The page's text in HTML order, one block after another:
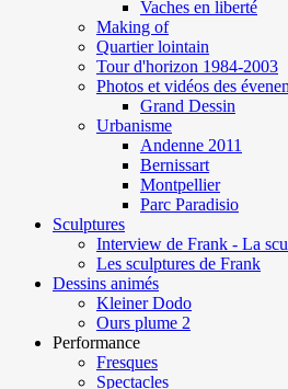
Vaches en liberté
Making of
Quartier lointain
Tour d'horizon 1984-2003
Photos et vidéos des
Grand Dessin
Urbanisme
Andenne 2011
Bernissart
Montpellier
Parc Paradisio
Sculptures
Interview de Frank - La
Les sculptures de Frank
Dessins animés
Kleiner Dodo
Ours plume 2
Performance
Fresques
Spectacles